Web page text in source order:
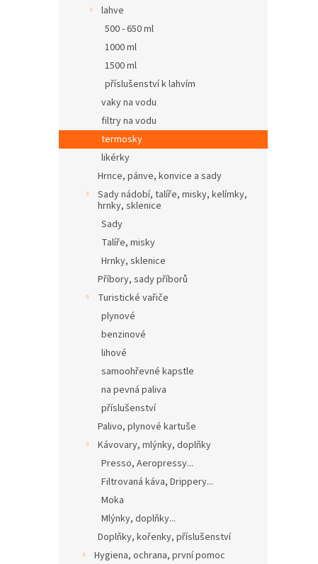
lahve
500 - 650 ml
1000 ml
1500 ml
příslušenství k lahvím
vaky na vodu
filtry na vodu
termosky
likérky
Hrnce, pánve, konvice a sady
Sady nádobí, talíře, misky, kelímky,
hrnky, sklenice
Sady
Talíře, misky
Hrnky, sklenice
Příbory, sady příborů
Turistické vařiče
plynové
benzinové
lihové
samoohřevné kapstle
na pevná paliva
příslušenství
Palivo, plynové kartuše
Kávovary, mlýnky, doplňky
Presso, Aeropressy...
Filtrovaná káva, Drippery...
Moka
Mlýnky, doplňky...
Doplňky, kořenky, příslušenství
Hygiena, ochrana, první pomoc